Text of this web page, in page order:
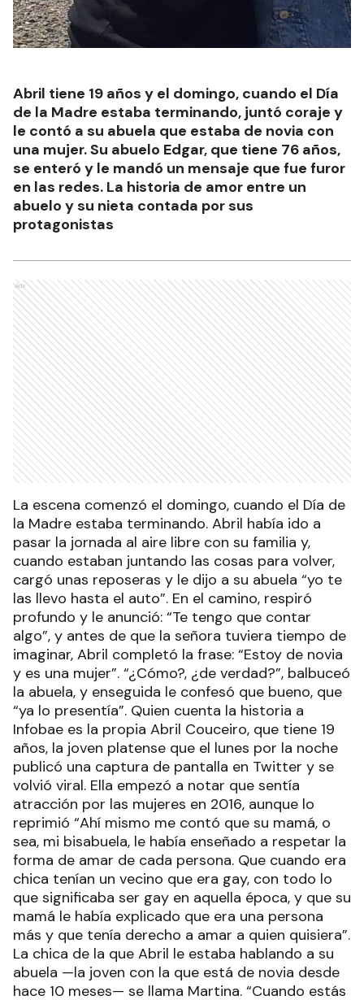
Abril tiene 19 años y el domingo, cuando el Día
de la Madre estaba terminando, juntó coraje y
le contó a su abuela que estaba de novia con
una mujer. Su abuelo Edgar, que tiene 76 años,
se enteró y le mandó un mensaje que fue furor
en las redes. La historia de amor entre un
abuelo y su nieta contada por sus
protagonistas
Ads
La escena comenzó el domingo, cuando el Día de
la Madre estaba terminando. Abril había ido a
pasar la jornada al aire libre con su familia y,
cuando estaban juntando las cosas para volver,
cargó unas reposeras y le dijo a su abuela “yo te
las llevo hasta el auto”. En el camino, respiró
profundo y le anunció: “Te tengo que contar
algo”, y antes de que la señora tuviera tiempo de
imaginar, Abril completó la frase: “Estoy de novia
y es una mujer”. “¿Cómo?, ¿de verdad?”, balbuceó
la abuela, y enseguida le confesó que bueno, que
“ya lo presentía”. Quien cuenta la historia a
Infobae es la propia Abril Couceiro, que tiene 19
años, la joven platense que el lunes por la noche
publicó una captura de pantalla en Twitter y se
volvió viral. Ella empezó a notar que sentía
atracción por las mujeres en 2016, aunque lo
reprimió “Ahí mismo me contó que su mamá, o
sea, mi bisabuela, le había enseñado a respetar la
forma de amar de cada persona. Que cuando era
chica tenían un vecino que era gay, con todo lo
que significaba ser gay en aquella época, y que su
mamá le había explicado que era una persona
más y que tenía derecho a amar a quien quisiera”.
La chica de la que Abril le estaba hablando a su
abuela —la joven con la que está de novia desde
hace 10 meses— se llama Martina. “Cuando estás